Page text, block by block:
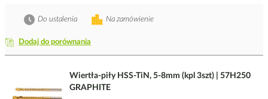
Dodaj do porównania
Na zamówienie
Do ustalenia
Wiertła-piły HSS-TiN, 5-8mm (kpl 3szt) | 57H250
GRAPHITE